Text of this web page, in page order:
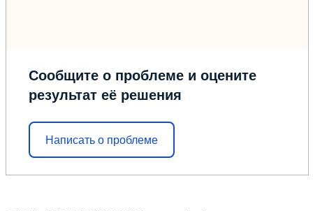
Сообщите о проблеме и оцените
результат её решения
Написать о проблеме